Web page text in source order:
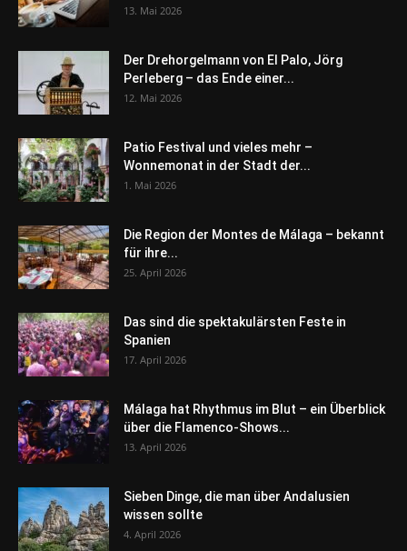
13. Mai 2026
Der Drehorgelmann von El Palo, Jörg
Perleberg – das Ende einer...
12. Mai 2026
Patio Festival und vieles mehr –
Wonnemonat in der Stadt der...
1. Mai 2026
Die Region der Montes de Málaga – bekannt
für ihre...
25. April 2026
Das sind die spektakulärsten Feste in
Spanien
17. April 2026
Málaga hat Rhythmus im Blut – ein Überblick
über die Flamenco-Shows...
13. April 2026
Sieben Dinge, die man über Andalusien
wissen sollte
4. April 2026